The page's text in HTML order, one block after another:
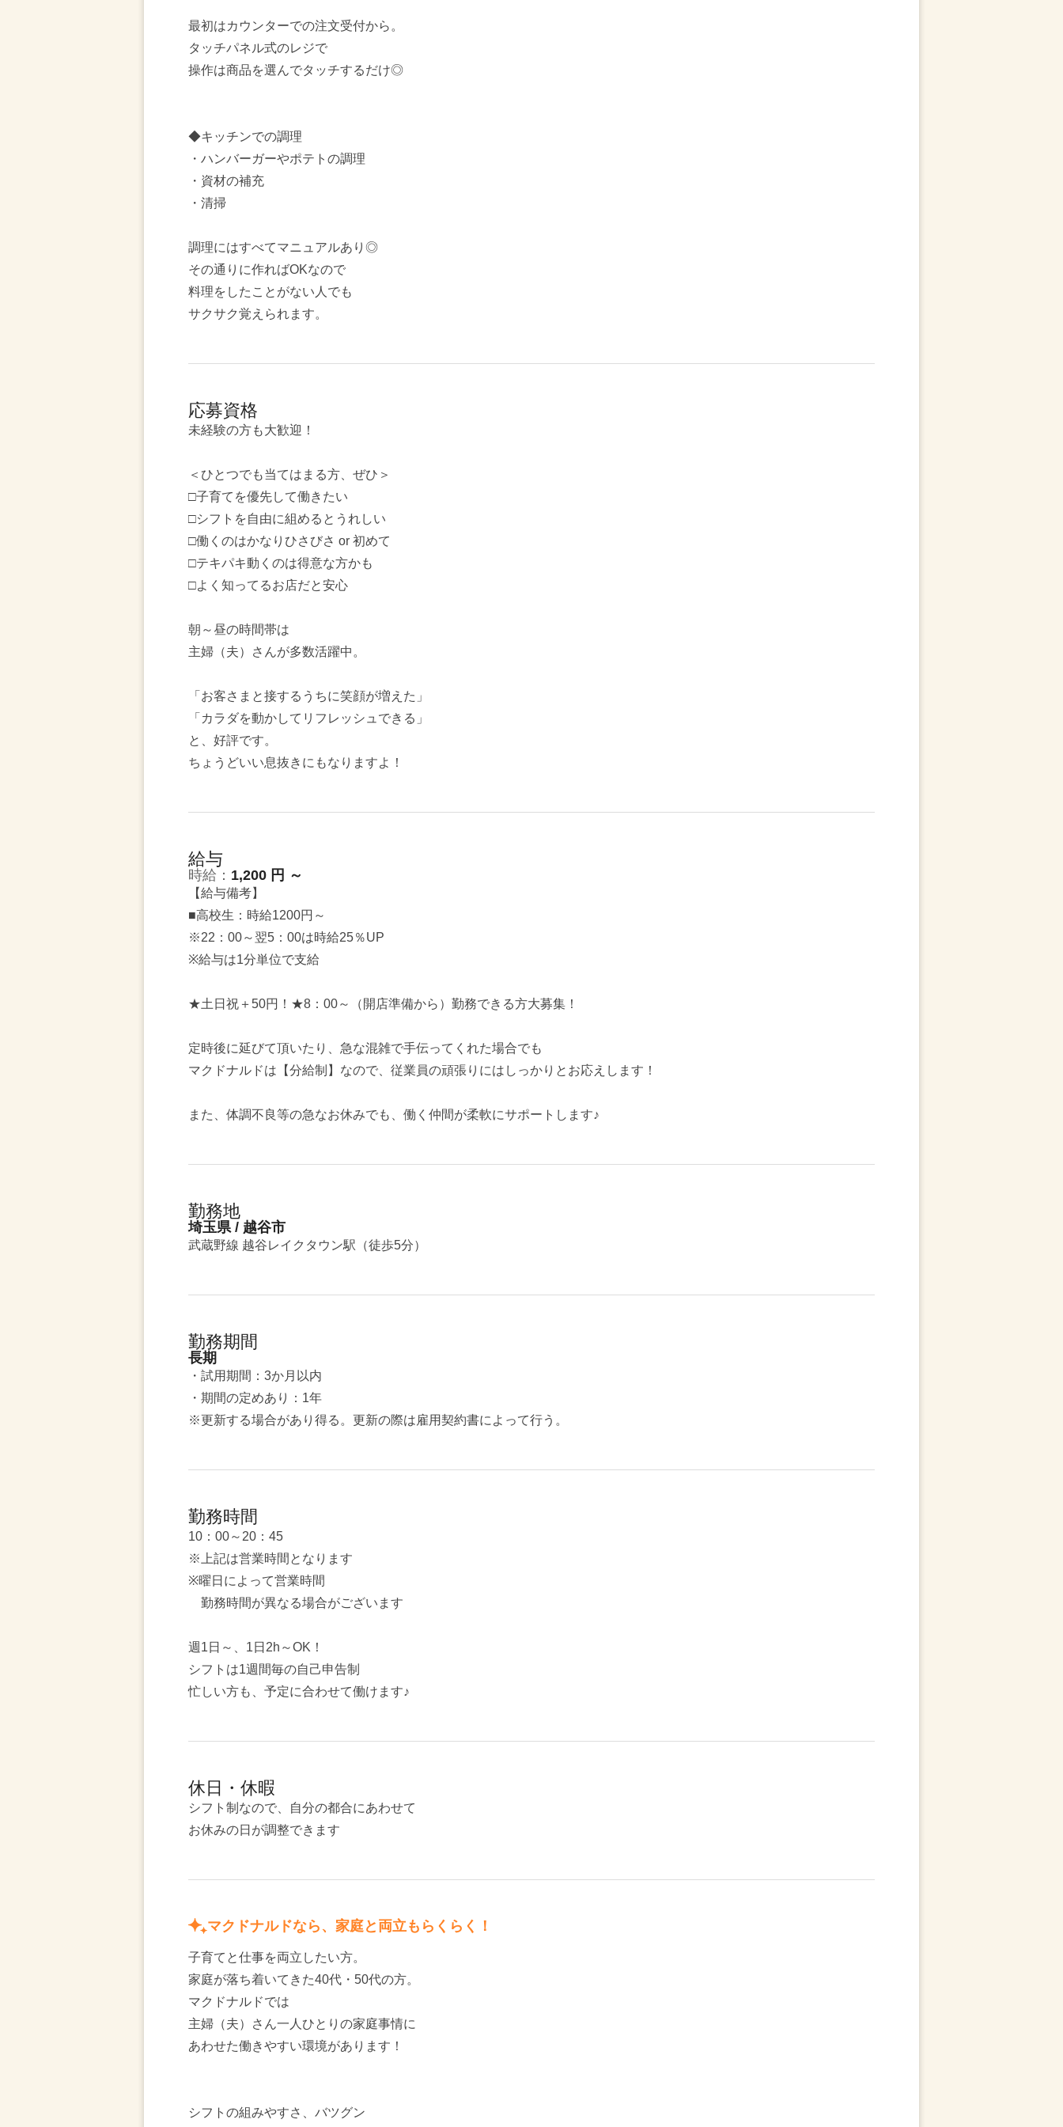
最初はカウンターでの注文受付から。
タッチパネル式のレジで
操作は商品を選んでタッチするだけ◎
◆キッチンでの調理
・ハンバーガーやポテトの調理
・資材の補充
・清掃
調理にはすべてマニュアルあり◎
その通りに作ればOKなので
料理をしたことがない人でも
サクサク覚えられます。
応募資格
未経験の方も大歓迎！
＜ひとつでも当てはまる方、ぜひ＞
□子育てを優先して働きたい
□シフトを自由に組めるとうれしい
□働くのはかなりひさびさ or 初めて
□テキパキ動くのは得意な方かも
□よく知ってるお店だと安心
朝～昼の時間帯は
主婦（夫）さんが多数活躍中。
「お客さまと接するうちに笑顔が増えた」
「カラダを動かしてリフレッシュできる」
と、好評です。
ちょうどいい息抜きにもなりますよ！
給与
時給： 1,200 円 ～
【給与備考】
■高校生：時給1200円～
※22：00～翌5：00は時給25％UP
※給与は1分単位で支給
★土日祝＋50円！★8：00～（開店準備から）勤務できる方大募集！
定時後に延びて頂いたり、急な混雑で手伝ってくれた場合でも
マクドナルドは【分給制】なので、従業員の頑張りにはしっかりとお応えします！
また、体調不良等の急なお休みでも、働く仲間が柔軟にサポートします♪
勤務地
埼玉県 / 越谷市
武蔵野線 越谷レイクタウン駅（徒歩5分）
勤務期間
長期
・試用期間：3か月以内
・期間の定めあり：1年
※更新する場合があり得る。更新の際は雇用契約書によって行う。
勤務時間
10：00～20：45
※上記は営業時間となります
※曜日によって営業時間
勤務時間が異なる場合がございます
週1日～、1日2h～OK！
シフトは1週間毎の自己申告制
忙しい方も、予定に合わせて働けます♪
休日・休暇
シフト制なので、自分の都合にあわせて
お休みの日が調整できます
マクドナルドなら、家庭と両立もらくらく！
子育てと仕事を両立したい方。
家庭が落ち着いてきた40代・50代の方。
マクドナルドでは
主婦（夫）さん一人ひとりの家庭事情に
あわせた働きやすい環境があります！
シフトの組みやすさ、バツグン